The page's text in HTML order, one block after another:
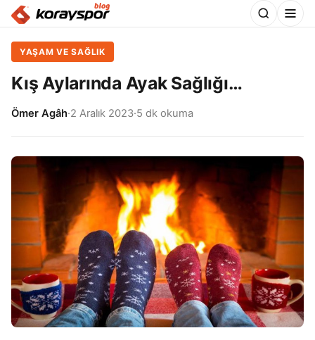
YAŞAM VE SAĞLIK
Kış Aylarında Ayak Sağlığı…
Ömer Agâh·2 Aralık 2023·5 dk okuma